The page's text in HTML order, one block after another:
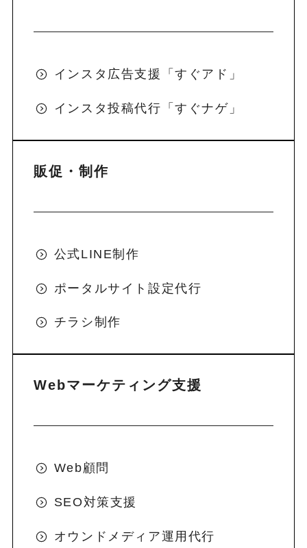
インスタ広告支援「すぐアド」
インスタ投稿代行「すぐナゲ」
販促・制作
公式LINE制作
ポータルサイト設定代行
チラシ制作
Webマーケティング支援
Web顧問
SEO対策支援
オウンドメディア運用代行